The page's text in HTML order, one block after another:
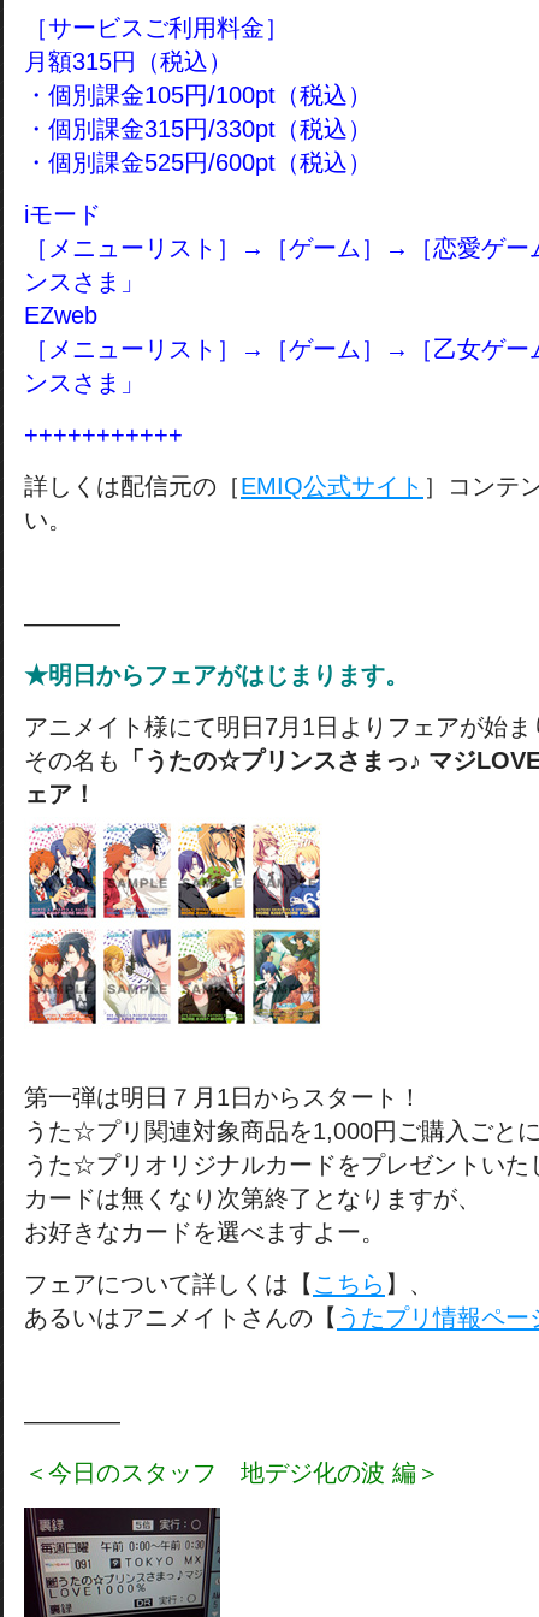
［サービスご利用料金］
月額315円（税込）
・個別課金105円/100pt（税込）
・個別課金315円/330pt（税込）
・個別課金525円/600pt（税込）
iモード
［メニューリスト］→［ゲーム］→［恋愛ゲ
ンスさま」
EZweb
［メニューリスト］→［ゲーム］→［乙女ゲ
ンスさま」
+++++++++++
詳しくは配信元の［EMIQ公式サイト ］コンテ
い。
————
★明日からフェアがはじまります。
アニメイト様にて明日7月1日よりフェアが始
その名も
「うたの☆プリンスさまっ♪ マジ
ェア！
第一弾は明日７月1日からスタート！
うた☆プリ関連対象商品を1,000円ご購入ごと
うた☆プリオリジナルカードをプレゼントいた
カードは無くなり次第終了となりますが、
お好きなカードを選べますよー。
フェアについて詳しくは【 こちら 】、
あるいはアニメイトさんの【 うたプリ情報ペー
————
＜今日のスタッフ 地デジ化の波 編＞